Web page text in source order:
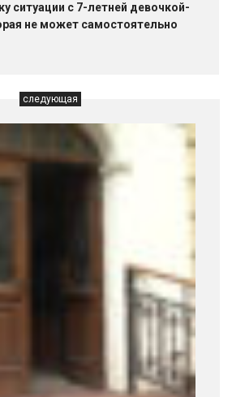
ситуации с 7-летней девочкой-
не может самостоятельно
следующая